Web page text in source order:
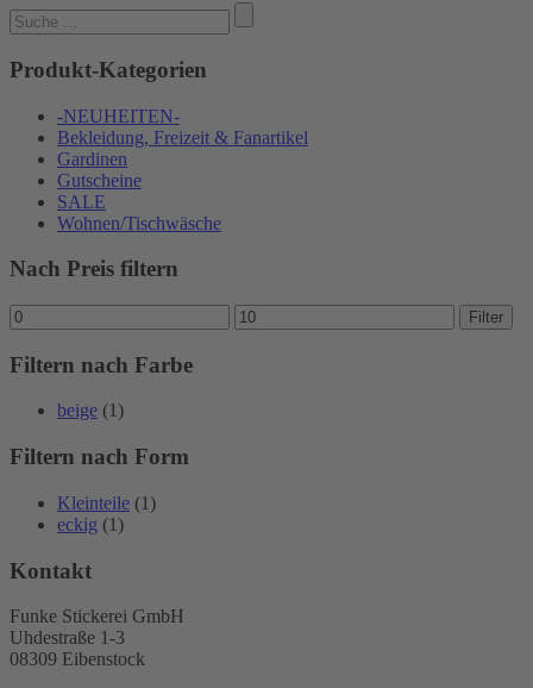
Suchen
nach:
Produkt-Kategorien
-NEUHEITEN-
Bekleidung, Freizeit & Fanartikel
Gardinen
Gutscheine
SALE
Wohnen/Tischwäsche
Nach Preis filtern
Min.
Preis
Max.
Preis
Filter
Filtern nach Farbe
beige (1)
Filtern nach Form
Kleinteile (1)
eckig (1)
Kontakt
Funke Stickerei GmbH
Uhdestraße 1-3
08309 Eibenstock